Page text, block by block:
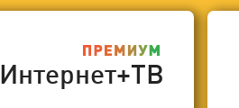
Интернет+ТВ